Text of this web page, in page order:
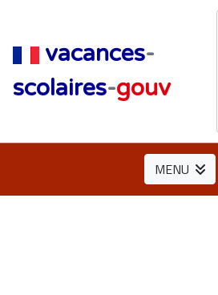
vacances-
scolaires-gouv
MENU